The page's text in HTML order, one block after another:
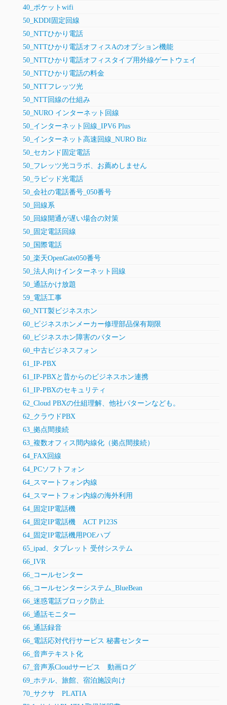
40_ポケットwifi
50_KDDI固定回線
50_NTTひかり電話
50_NTTひかり電話オフィスAのオプション機能
50_NTTひかり電話オフィスタイプ用外線ゲートウェイ
50_NTTひかり電話の料金
50_NTTフレッツ光
50_NTT回線の仕組み
50_NURO インターネット回線
50_インターネット回線_IPV6 Plus
50_インターネット高速回線_NURO Biz
50_セカンド固定電話
50_フレッツ光コラボ、お薦めしません
50_ラピッド光電話
50_会社の電話番号_050番号
50_回線系
50_回線開通が遅い場合の対策
50_固定電話回線
50_国際電話
50_楽天OpenGate050番号
50_法人向けインターネット回線
50_通話かけ放題
59_電話工事
60_NTT製ビジネスホン
60_ビジネスホンメーカー修理部品保有期限
60_ビジネスホン障害のパターン
60_中古ビジネスフォン
61_IP-PBX
61_IP-PBXと昔からのビジネスホン連携
61_IP-PBXのセキュリティ
62_Cloud PBXの仕組理解、他社パターンなども。
62_クラウドPBX
63_拠点間接続
63_複数オフィス間内線化（拠点間接続）
64_FAX回線
64_PCソフトフォン
64_スマートフォン内線
64_スマートフォン内線の海外利用
64_固定IP電話機
64_固定IP電話機 ACT P123S
64_固定IP電話機用POEハブ
65_ipad、タブレット 受付システム
66_IVR
66_コールセンター
66_コールセンターシステム_BlueBean
66_迷惑電話ブロック防止
66_通話モニター
66_通話録音
66_電話応対代行サービス 秘書センター
66_音声テキスト化
67_音声系Cloudサービス 動画ログ
69_ホテル、旅館、宿泊施設向け
70_サクサ PLATIA